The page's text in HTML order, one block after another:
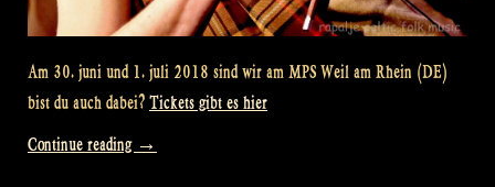
Am 30. juni und 1. juli 2018 sind wir am MPS Weil am Rhein (DE)
bist du auch dabei? Tickets gibt es hier
Continue reading „MPS
→